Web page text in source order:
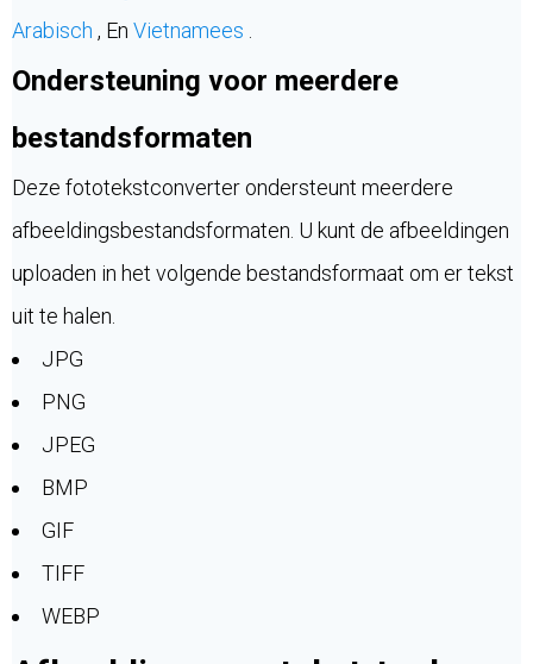
Arabisch , En Vietnamees
Ondersteuning voor meerdere
bestandsformaten
Deze fototekstconverter ondersteunt meerdere
afbeeldingsbestandsformaten. U kunt de afbeeldingen
uploaden in het volgende bestandsformaat om er tekst
uit te halen.
JPG
PNG
JPEG
BMP
GIF
TIFF
WEBP